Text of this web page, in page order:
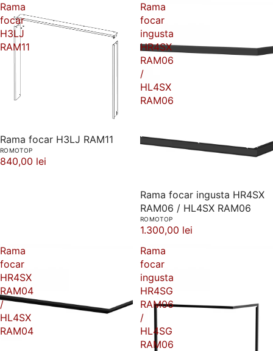
Rama
focar
H3LJ
RAM11
Rama focar H3LJ RAM11
ROMOTOP
840,00 lei
Rama
focar
ingusta
HR4SX
RAM06
/
HL4SX
RAM06
Rama focar ingusta HR4SX
RAM06 / HL4SX RAM06
ROMOTOP
1.300,00 lei
Rama
focar
HR4SX
RAM04
/
HL4SX
RAM04
Rama
focar
ingusta
HR4SG
RAM06
/
HL4SG
RAM06